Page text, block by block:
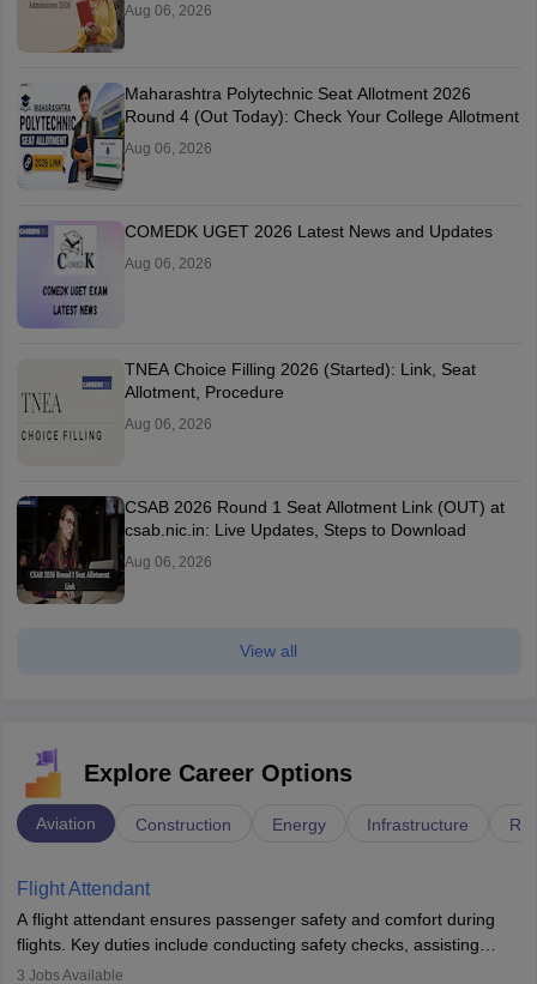
Aug 06, 2026
Maharashtra Polytechnic Seat Allotment 2026
Round 4 (Out Today): Check Your College Allotment
Aug 06, 2026
COMEDK UGET 2026 Latest News and Updates
Aug 06, 2026
TNEA Choice Filling 2026 (Started): Link, Seat
Allotment, Procedure
Aug 06, 2026
CSAB 2026 Round 1 Seat Allotment Link (OUT) at
csab.nic.in: Live Updates, Steps to Download
Aug 06, 2026
View all
Explore Career Options
Aviation Construction Energy Infrastructure
Flight Attendant
A flight attendant ensures passenger safety and comfort during
flights. Key duties include conducting safety checks, assisting
passengers, serving food and drinks, and managing emergencies.
3 Jobs Available